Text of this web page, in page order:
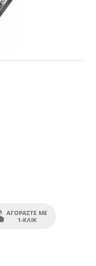
ΑΓΟΡΆΣΤΕ ΜΕ
1-ΚΛΙΚ